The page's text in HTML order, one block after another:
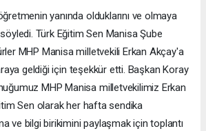
yanında olduklarını ve olmaya
Türk Eğitim Sen Manisa Şube
MHP Manisa milletvekili Erkan Akçay'a
geldiği için teşekkür etti. Başkan Koray
MHP Manisa milletvekilimiz Erkan
Sen olarak her hafta sendika
ve bilgi birikimini paylaşmak için toplantı